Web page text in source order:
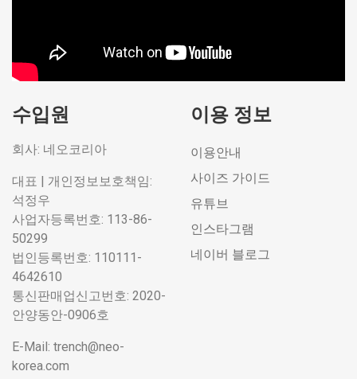
수입원
회사: 네오코리아
대표 | 개인정보보호책임:
석정우
사업자등록번호: 113-86-
50299
법인등록번호: 110111-
4642610
통신판매업신고번호: 2020-
안양동안-0906호
E-Mail: trench@neo-
korea.com
이용 정보
이용안내
사이즈 가이드
유튜브
인스타그램
네이버 블로그